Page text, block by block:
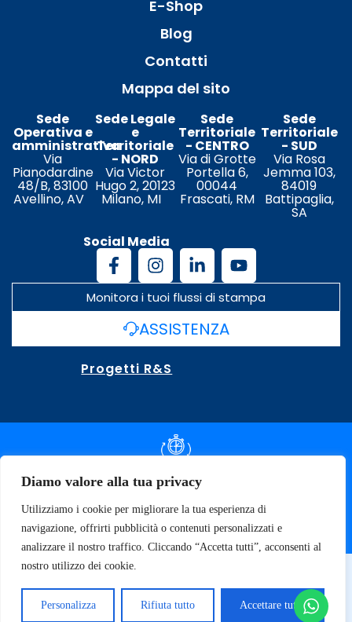
Diamo valore alla tua privacy
Utilizziamo i cookie per migliorare la tua esperienza di
navigazione, offrirti pubblicità o contenuti personalizzati e
analizzare il nostro traffico. Cliccando “Accetta tutti”, acconsenti al
nostro utilizzo dei cookie.
Personalizza Rifiuta tutto Accettare tutto
E-Shop
Blog
Contatti
Mappa del sito
Sede
Operativa e
amministrativa
Via
Pianodardine
48/B, 83100
Avellino, AV
Sede Legale
e
Territoriale
- NORD
Via Victor
Hugo 2, 20123
Milano, MI
Sede
Territoriale
- CENTRO
Via di Grotte
Portella 6,
00044
Frascati, RM
Sede
Territoriale
- SUD
Via Rosa
Jemma 103,
84019
Battipaglia,
SA
Social Media
Monitora i tuoi flussi di stampa
ASSISTENZA
Progetti R&S
DOCUMENTAZIONE SLA
SPECIFICHE TECNICHE
© 2026 SOFT TECNOLOGY | P.IVA 02137470643
Privacy Policy